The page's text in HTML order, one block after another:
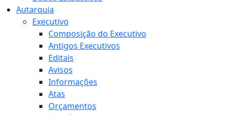
Autarquia
Executivo
Composição do Executivo
Antigos Executivos
Editais
Avisos
Informações
Atas
Orçamentos